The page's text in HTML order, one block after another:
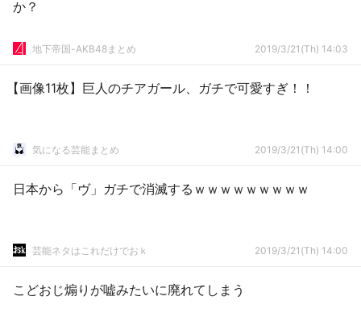
か？
地下帝国-AKB48まとめ 2019/3/21(Th) 14:03
【画像11枚】巨人のチアガール、ガチで可愛すぎ！！
気になる芸能まとめ 2019/3/21(Th) 14:00
日本から「ヴ」ガチで消滅するｗｗｗｗｗｗｗｗｗ
芸能ネタはこれだけでおｋ 2019/3/21(Th) 14:00
こどおじ煽りが嘘みたいに廃れてしまう